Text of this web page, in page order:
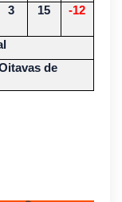
3 15 -12
de